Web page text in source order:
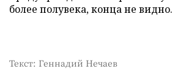
более полувека, конца не видно.
Текст: Геннадий Нечаев